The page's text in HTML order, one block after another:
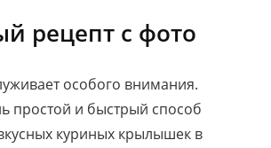
рецепт с фото
особого внимания.
простой и быстрый способ
куриных крылышек в